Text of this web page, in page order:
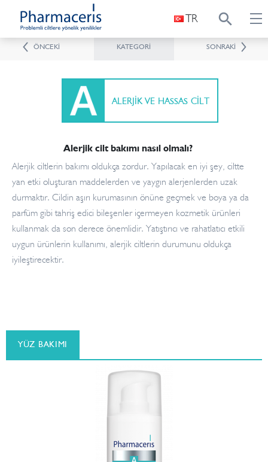
TR
ÖNCEKI KATEGORI SONRAKI
ALERJIK VE HASSAS CILT
Alerjik cilt bakımı nasıl olmalı?
Alerjik ciltlerin bakımı oldukça zordur. Yapılacak en iyi şey, ciltte
yan etki oluşturan maddelerden ve yaygın alerjenlerden uzak
durmaktır. Cildin aşırı kurumasının önüne geçmek ve boya ya da
parfüm gibi tahriş edici bileşenler içermeyen kozmetik ürünleri
kullanmak da son derece önemlidir. Yatıştırıcı ve rahatlatıcı etkili
uygun ürünlerin kullanımı, alerjik ciltlerin durumunu oldukça
iyileştirecektir.
YÜZ BAKIMI